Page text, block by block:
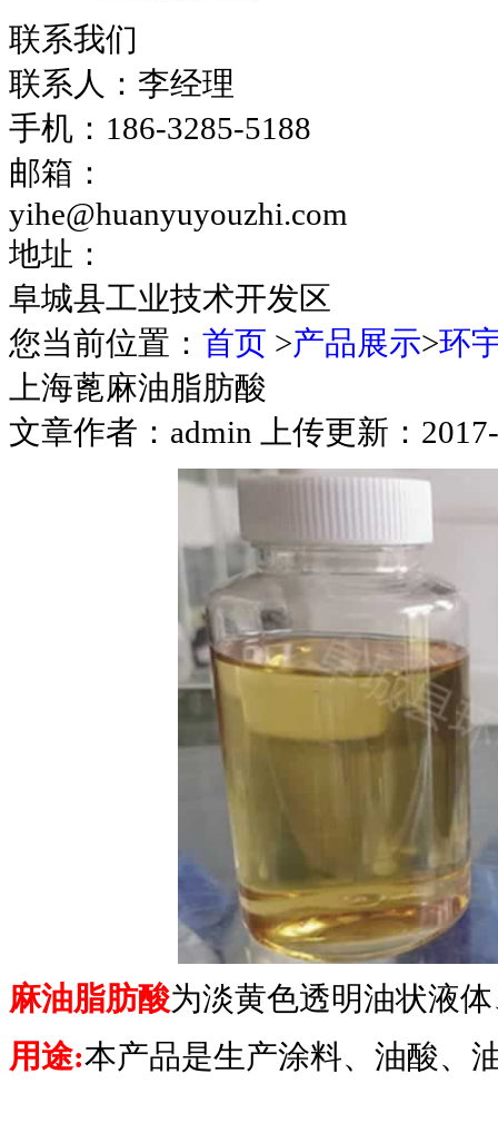
联系我们
联系人：李经理
手机：186-3285-5188
邮箱：
yihe@huanyuyouzhi.com
地址：
阜城县工业技术开发区
您当前位置： 首页 >产品展示>环
上海蓖麻油脂肪酸
文章作者：admin 上传更新：
麻油脂肪酸为淡黄色透明油状液
用途:本产品是生产涂料、油酸、